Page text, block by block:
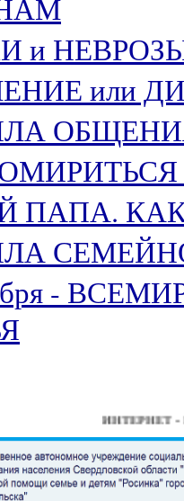
и
или
ПАПА.
-
ИНТЕРНЕТ -